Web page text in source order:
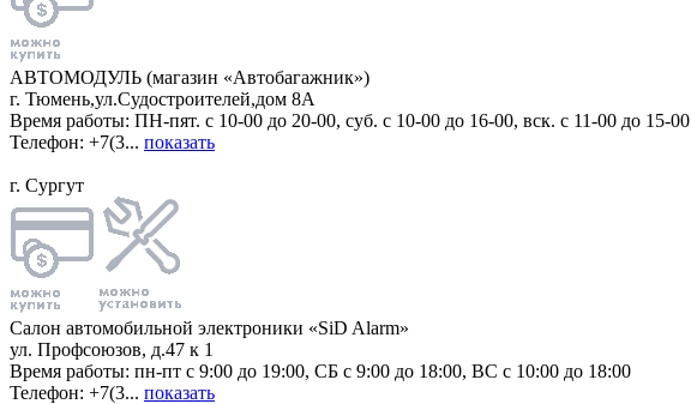
АВТОМОДУЛЬ (магазин «Автобагажник»)
г. Тюмень,ул.Судостроителей,дом 8А
Время работы: ПН-пят. с 10-00 до 20-00, суб. с 10-00 до 16-00, вск. с 11-00 до 15-00
Телефон: +7(3... показать
г. Сургут
Салон автомобильной электроники «SiD Alarm»
ул. Профсоюзов, д.47 к 1
Время работы: пн-пт с 9:00 до 19:00, СБ с 9:00 до 18:00, ВС с 10:00 до 18:00
Телефон: +7(3... показать